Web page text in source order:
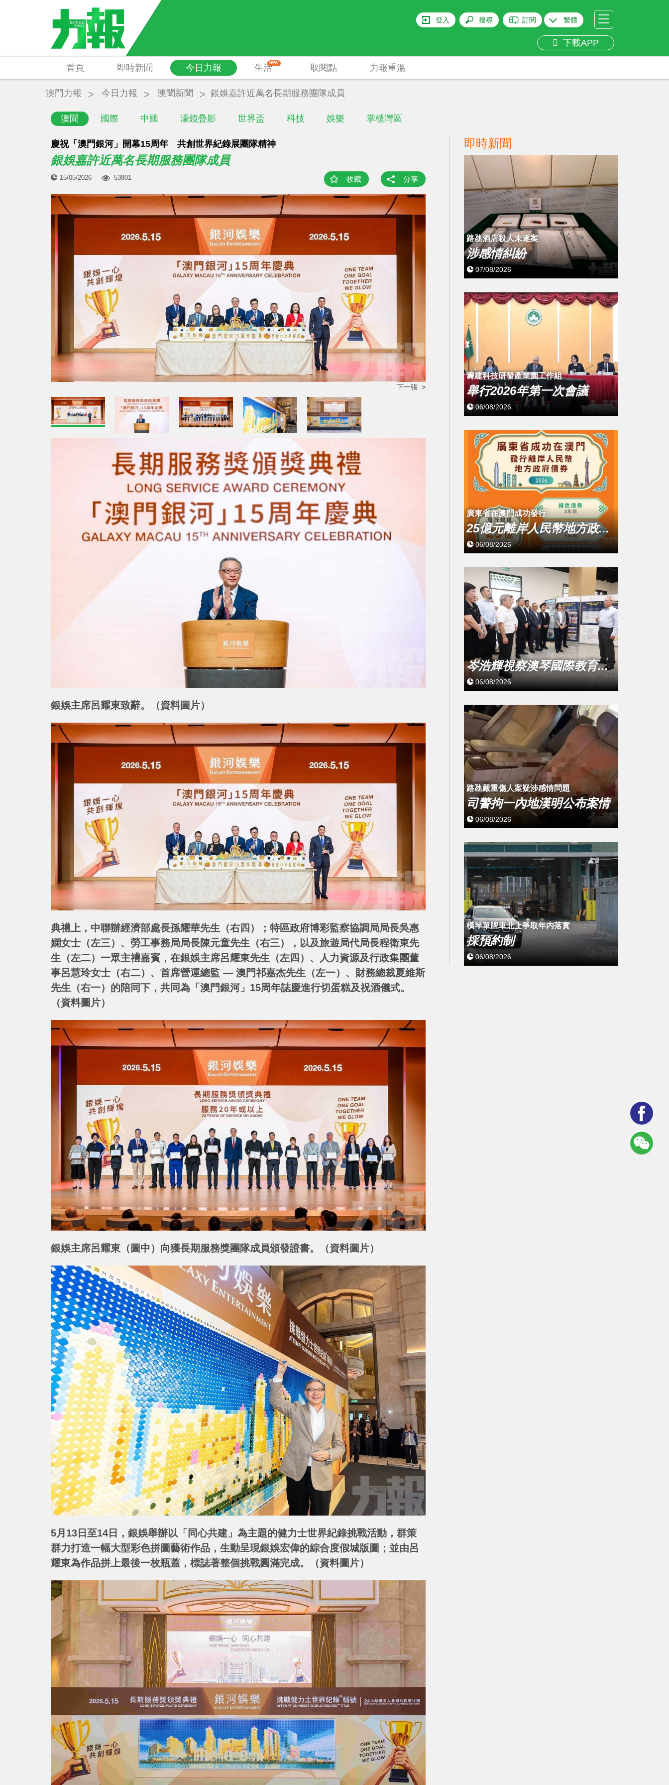
登入 搜尋 訂閱 繁體
下載APP
首頁 即時新聞 今日力報
澳聞 國際 中國 濠鏡疊影 世界盃 科技 娛樂 掌櫃灣區
生活NEW 取閱點 力報重溫
澳門力報 今日力報 澳聞新聞 銀娛嘉許近萬名長期服務團隊成員
慶祝「澳門銀河」開幕15周年 共創世界紀錄展團隊精神
銀娛嘉許近萬名長期服務團隊成員
15/05/2026 53801 收藏 分享
下一張 >
銀娛主席呂耀東致辭。（資料圖片）
典禮上，中聯辦經濟部處長孫耀華先生（右四）；特區政府博彩監察協調局局長吳惠
嫻女士（左三）、勞工事務局局長陳元童先生（右三），以及旅遊局代局長程衛東先
生（左二）一眾主禮嘉賓，在銀娛主席呂耀東先生（左四）、人力資源及行政集團董
事呂慧玲女士（右二）、首席營運總監 — 澳門祁嘉杰先生（左一）、財務總裁夏維斯
先生（右一）的陪同下，共同為「澳門銀河」15周年誌慶進行切蛋糕及祝酒儀式。
（資料圖片）
銀娛主席呂耀東（圖中）向獲長期服務獎團隊成員頒發證書。（資料圖片）
5月13日至14日，銀娛舉辦以「同心共建」為主題的健力士世界紀錄挑戰活動，群策
群力打造一幅大型彩色拼圖藝術作品，生動呈現銀娛宏偉的綜合度假城版圖；並由呂
耀東為作品拼上最後一枚瓶蓋，標誌著整個挑戰圓滿完成。（資料圖片）
即時新聞
路氹酒店殺人未遂案
涉感情糾紛
07/08/2026
籌建科技研發產業園工作組
舉行2026年第一次會議
06/08/2026
廣東省在澳門成功發行
25億元離岸人民幣地方政...
06/08/2026
岑浩輝視察澳琴國際教育...
06/08/2026
​路氹嚴重傷人案疑涉感情問題
司警拘一內地漢明公布案情
06/08/2026
橫琴單牌車北上爭取年内落實
採預約制
06/08/2026